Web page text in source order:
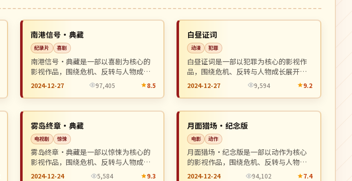
美国
4K
南港信号·典藏
纪录片 喜剧
南港信号·典藏是一部以喜剧为核心的
影视作品，围绕危机、反转与人物成长
展开，整体节奏紧凑，值得推荐观看。
2024-12-27 97,405 8.5
日本
杜比
白昼证词
动漫 犯罪
白昼证词是一部以犯罪为核心的影视作
品，围绕危机、反转与人物成长展开，
整体节奏紧凑，值得推荐观看。
2024-12-27 9,594 9.2
韩国
雾岛终章·典藏
电视剧 惊悚
雾岛终章·典藏是一部以惊悚为核心的
影视作品，围绕危机、反转与人物成长
展开，整体节奏紧凑，值得推荐观看。
2024-12-24 5,584 9.3
美国
月面猎场·纪念版
电影 动作
月面猎场·纪念版是一部以动作为核心
的影视作品，围绕危机、反转与人物成
长展开，整体节奏紧凑，值得推荐观
2024-12-24 94,102 7.4